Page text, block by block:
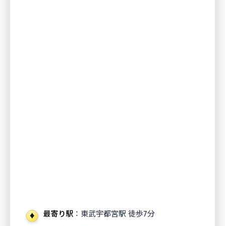
最寄り駅 ：東武宇都宮駅 徒歩7分